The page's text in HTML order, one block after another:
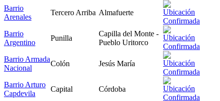
Barrio
Arenales
Tercero Arriba Almafuerte
Barrio
Argentino
Punilla
Capilla del Monte -
Pueblo Uritorco
Barrio Armada
Nacional
Colón Jesús María
Barrio Arturo
Capdevila
Capital Córdoba